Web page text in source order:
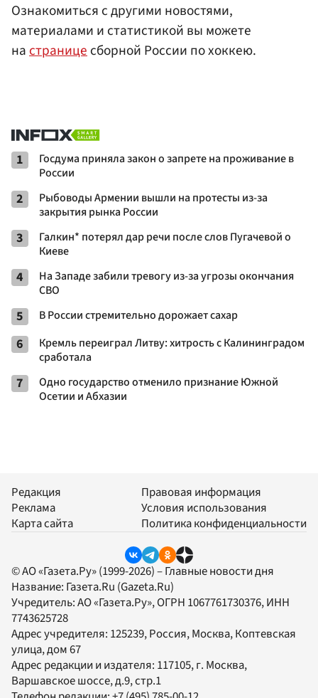
Ознакомиться с другими новостями,
материалами и статистикой вы можете
настраницесборной России по хоккею.
1
Госдума приняла закон о запрете на проживание в
России
2
Рыбоводы Армении вышли на протесты из-за
закрытия рынка России
3
Галкин* потерял дар речи после слов Пугачевой о
Киеве
4
На Западе забили тревогу из-за угрозы окончания
СВО
5 В России стремительно дорожает сахар
6
Кремль переиграл Литву: хитрость с Калининградом
сработала
7
Одно государство отменило признание Южной
Осетии и Абхазии
Редакция
Реклама
Карта сайта
Правовая информация
Условия использования
Политика конфиденциальности
© АО «Газета.Ру» (1999-2026) – Главные новости дня
Название: Газета.Ru (Gazeta.Ru)
Учредитель:АО «Газета.Ру», ОГРН 1067761730376, ИНН
7743625728
Адрес учредителя: 125239, Россия, Москва, Коптевская
улица, дом 67
Адрес редакции и издателя: 117105, г. Москва,
Варшавское шоссе, д.9, стр.1